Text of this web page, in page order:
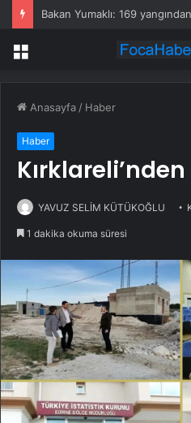
Bakan Yumaklı: 169
Menü
Anasayfa / Haber
Haber
Kırklareli’nden
YAVUZ SELİM KÜTÜKOĞLU
1 dakika okuma süresi